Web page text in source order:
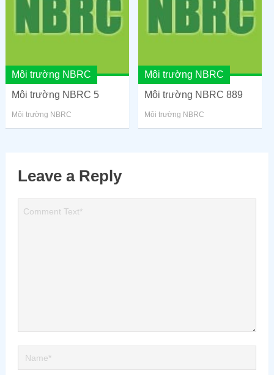
Môi trường NBRC
Môi trường NBRC 5
Môi trường NBRC
Môi trường NBRC
Môi trường NBRC 889
Môi trường NBRC
Leave a Reply